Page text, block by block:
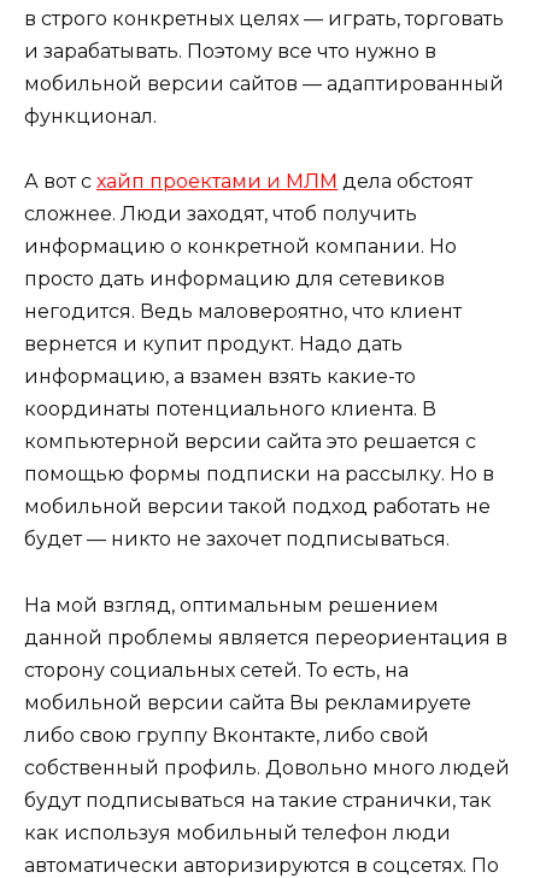
в строго конкретных целях — играть, торговать
и зарабатывать. Поэтому все что нужно в
мобильной версии сайтов — адаптированный
функционал.
А вот с хайп проектами и МЛМ дела обстоят
сложнее. Люди заходят, чтоб получить
информацию о конкретной компании. Но
просто дать информацию для сетевиков
негодится. Ведь маловероятно, что клиент
вернется и купит продукт. Надо дать
информацию, а взамен взять какие-то
координаты потенциального клиента. В
компьютерной версии сайта это решается с
помощью формы подписки на рассылку. Но в
мобильной версии такой подход работать не
будет — никто не захочет подписываться.
На мой взгляд, оптимальным решением
данной проблемы является переориентация в
сторону социальных сетей. То есть, на
мобильной версии сайта Вы рекламируете
либо свою группу Вконтакте, либо свой
собственный профиль. Довольно много людей
будут подписываться на такие странички, так
как используя мобильный телефон люди
автоматически авторизируются в соцсетях. По